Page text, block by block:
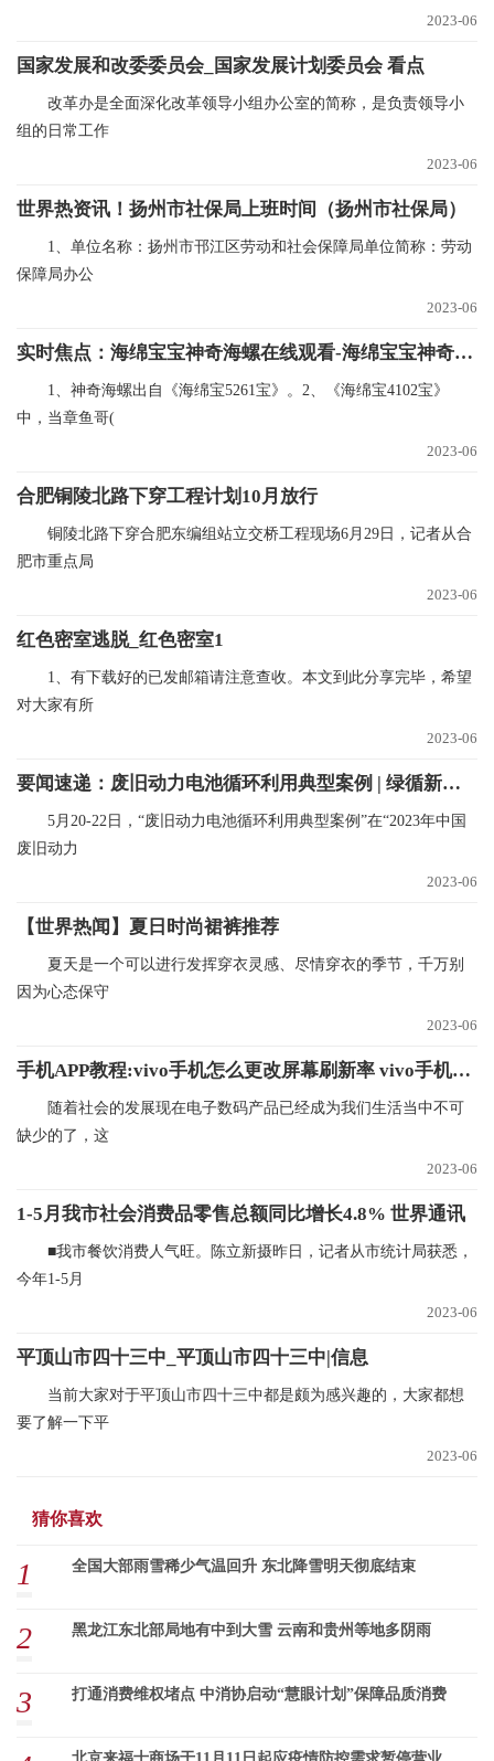
2023-06
国家发展和改委委员会_国家发展计划委员会 看点
改革办是全面深化改革领导小组办公室的简称，是负责领导小
组的日常工作
2023-06
世界热资讯！扬州市社保局上班时间（扬州市社保局）
1、单位名称：扬州市邗江区劳动和社会保障局单位简称：劳动
保障局办公
2023-06
实时焦点：海绵宝宝神奇海螺在线观看-海绵宝宝神奇海螺
1、神奇海螺出自《海绵宝5261宝》。2、《海绵宝4102宝》
中，当章鱼哥(
2023-06
合肥铜陵北路下穿工程计划10月放行
铜陵北路下穿合肥东编组站立交桥工程现场6月29日，记者从合
肥市重点局
2023-06
红色密室逃脱_红色密室1
1、有下载好的已发邮箱请注意查收。本文到此分享完毕，希望
对大家有所
2023-06
要闻速递：废旧动力电池循环利用典型案例 | 绿循新能源产业（广东）有限公司
5月20-22日，“废旧动力电池循环利用典型案例”在“2023年中国
废旧动力
2023-06
【世界热闻】夏日时尚裙裤推荐
夏天是一个可以进行发挥穿衣灵感、尽情穿衣的季节，千万别
因为心态保守
2023-06
手机APP教程:vivo手机怎么更改屏幕刷新率 vivo手机更改屏幕刷新率的方法
随着社会的发展现在电子数码产品已经成为我们生活当中不可
缺少的了，这
2023-06
1-5月我市社会消费品零售总额同比增长4.8% 世界通讯
■我市餐饮消费人气旺。陈立新摄昨日，记者从市统计局获悉，
今年1-5月
2023-06
平顶山市四十三中_平顶山市四十三中|信息
当前大家对于平顶山市四十三中都是颇为感兴趣的，大家都想
要了解一下平
2023-06
猜你喜欢
1 全国大部雨雪稀少气温回升 东北降雪明天彻底结束
2 黑龙江东北部局地有中到大雪 云南和贵州等地多阴雨
3 打通消费维权堵点 中消协启动“慧眼计划”保障品质消费